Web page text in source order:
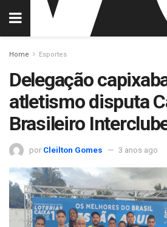
Home Esportes
Delegação
atletismo disputa
Brasileiro
por Cleilton Gomes 3 anos ago